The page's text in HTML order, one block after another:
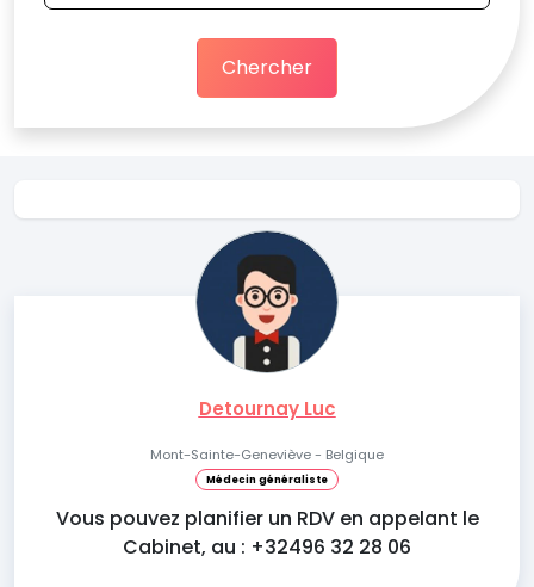
Chercher
Detournay Luc
Mont-Sainte-Geneviève - Belgique
Médecin généraliste
Vous pouvez planifier un RDV en appelant le
Cabinet, au : +32496 32 28 06